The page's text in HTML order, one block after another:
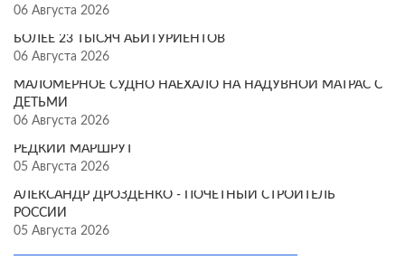
06 Августа 2026
БОЛЕЕ 23 ТЫСЯЧ АБИТУРИЕНТОВ
06 Августа 2026
МАЛОМЕРНОЕ СУДНО НАЕХАЛО НА НАДУВНОЙ МАТРАС С
ДЕТЬМИ
06 Августа 2026
РЕДКИЙ МАРШРУТ
05 Августа 2026
АЛЕКСАНДР ДРОЗДЕНКО - ПОЧЁТНЫЙ СТРОИТЕЛЬ
РОССИИ
05 Августа 2026